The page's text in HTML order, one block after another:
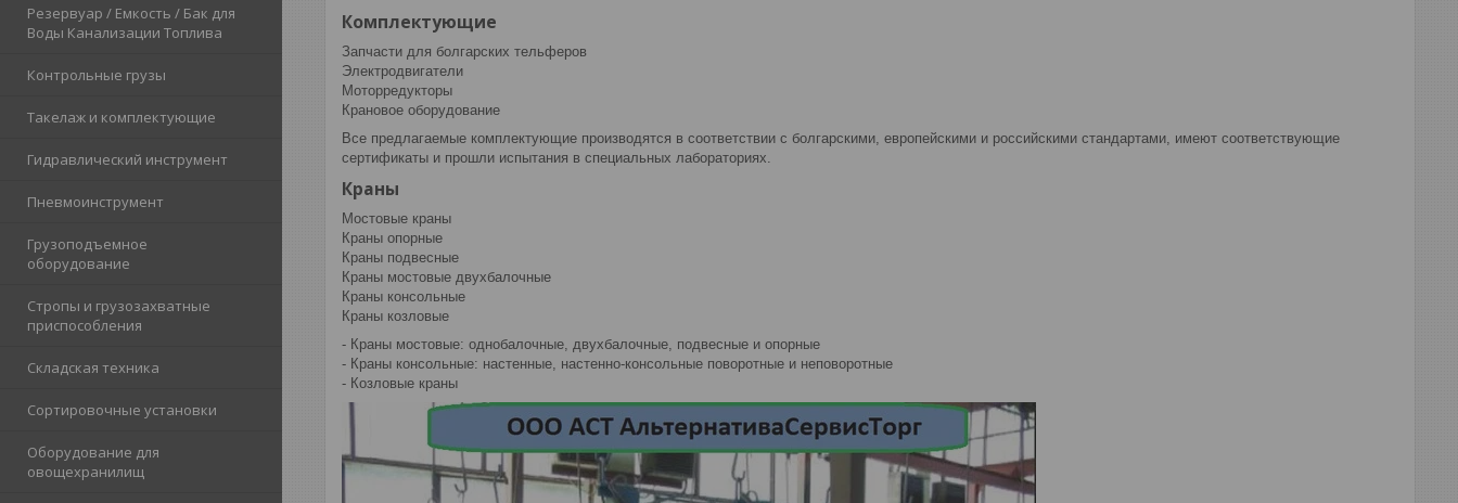
Резервуар / Емкость / Бак для
Воды Канализации Топлива
Контрольные грузы
Такелаж и комплектующие
Гидравлический инструмент
Пневмоинструмент
Грузоподъемное
оборудование
Стропы и грузозахватные
приспособления
Складская техника
Сортировочные установки
Оборудование для
овощехранилищ
Комплектующие
Запчасти для болгарских тельферов
Электродвигатели
Моторредукторы
Крановое оборудование
Все предлагаемые комплектующие производятся в соответствии с болгарскими, европейскими и российскими стандартами, имеют соответствующие
сертификаты и прошли испытания в специальных лабораториях.
Краны
Мостовые краны
Краны опорные
Краны подвесные
Краны мостовые двухбалочные
Краны консольные
Краны козловые
- Краны мостовые: однобалочные, двухбалочные, подвесные и опорные
- Краны консольные: настенные, настенно-консольные поворотные и неповоротные
- Козловые краны